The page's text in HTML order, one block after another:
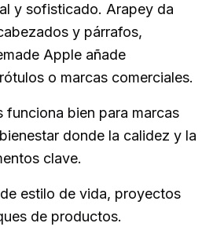
y sofisticado. Arapey da
y párrafos,
Apple añade
o marcas comerciales.
funciona bien para marcas
donde la calidez y la
clave.
estilo de vida, proyectos
de productos.